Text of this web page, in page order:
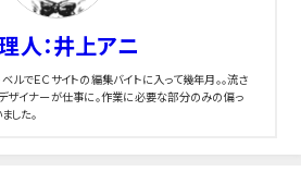
人：井上アニ
でＥＣサイトの編集バイトに入って幾年月。。流さ
ザイナーが仕事に。作業に必要な部分のみの偏っ
した。